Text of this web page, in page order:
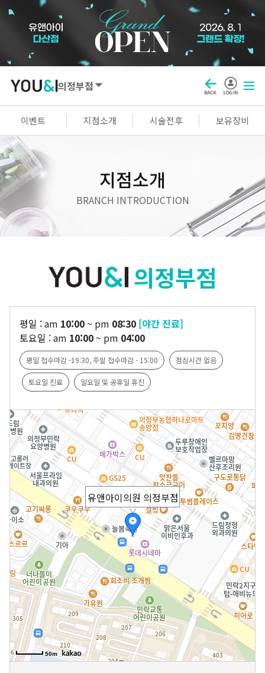
의정부점
이벤트 지점소개 시술전후 보유장비
SEOUL
강남점
명동점
구로점 여의도점 천호점
목동점
판교점 광교점
김포점 인천검단점 동탄점
안양점 부평점 안산점 의정부점
시흥배곧점 분당미금점
CHUNGCHEONG-DO
천안점 대전점
JEOLLA-DO
광주점 목포점
GYEONGSANG-DO
대구점 부산점 창원점
지점소개
BRANCH INTRODUCTION
의정부점
평일 :am 10:00~ pm 08:30 [야간 진료]
토요일 :am 10:00~ pm 04:00
평일 접수마감 -19:30, 주말 접수마감 - 15:00 점심시간 없음
토요일 진료 일요일 및 공휴일 휴진
유앤아이의원 의정부점
50m